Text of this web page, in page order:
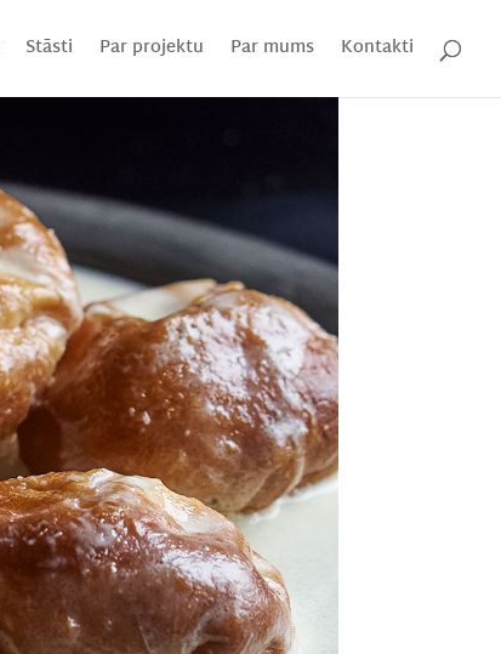
Stāsti Par projektu Par mums Kontakti